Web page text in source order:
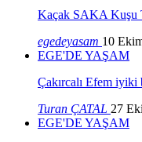
Kaçak SAKA Kuşu
egedeyasam 10
EGE'DE YAŞAM
Çakırcalı Efem
Turan ÇATAL 27
EGE'DE YAŞAM